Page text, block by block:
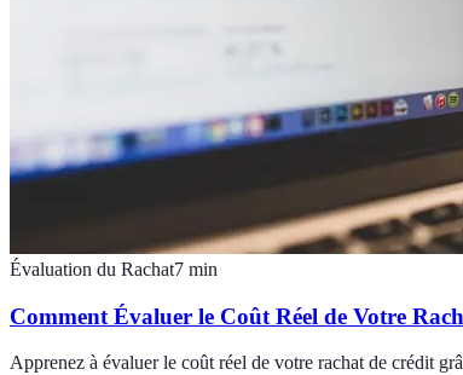
Évaluation du Rachat7 min
Comment Évaluer le Coût Réel de Votre
Apprenez à évaluer le coût réel de votre rachat de crédit